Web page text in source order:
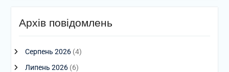
Архів повідомлень
Серпень 2026(4)
Липень 2026(6)